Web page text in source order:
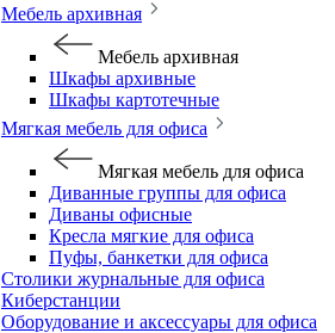
Мебель архивная
Мебель архивная
Шкафы архивные
Шкафы картотечные
Мягкая мебель для офиса
Мягкая мебель для офиса
Диванные группы для офиса
Диваны офисные
Кресла мягкие для офиса
Пуфы, банкетки для офиса
Столики журнальные для офиса
Киберстанции
Оборудование и аксессуары для офиса